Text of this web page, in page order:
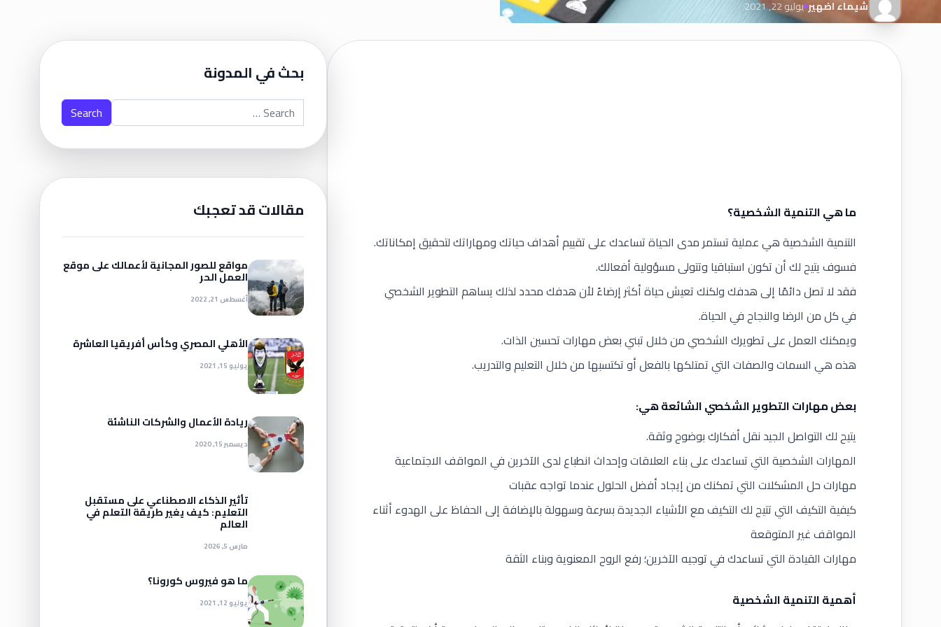
شيماء اضهير يوليو 22, 2021
ما هي التنمية الشخصية؟
التنمية الشخصية هي عملية تستمر مدى الحياة تساعدك على تقييم أهداف حياتك ومهاراتك لتحقيق إمكاناتك.
فسوف يتيح لك أن تكون استباقيا وتتولى مسؤولية أفعالك.
فقد لا تصل دائمًا إلى هدفك ولكنك تعيش حياة أكثر إرضاءً لأن هدفك محدد لذلك يساهم التطوير الشخصي
في كل من الرضا والنجاح في الحياة.
ويمكنك العمل على تطويرك الشخصي من خلال تبني بعض مهارات تحسين الذات.
هذه هي السمات والصفات التي تمتلكها بالفعل أو تكتسبها من خلال التعليم والتدريب.
بعض مهارات التطوير الشخصي الشائعة هي:
يتيح لك التواصل الجيد نقل أفكارك بوضوح وثقة.
المهارات الشخصية التي تساعدك على بناء العلاقات وإحداث انطباع لدى الآخرين في المواقف الاجتماعية
مهارات حل المشكلات التي تمكنك من إيجاد أفضل الحلول عندما تواجه عقبات
كيفية التكيف التي تتيح لك التكيف مع الأشياء الجديدة بسرعة وسهولة بالإضافة إلى الحفاظ على الهدوء أثناء
المواقف غير المتوقعة
مهارات القيادة التي تساعدك في توجيه الآخرين؛ رفع الروح المعنوية وبناء الثقة
أهمية التنمية الشخصية
بحث في المدونة
Search for:
مقالات قد تعجبك
مواقع للصور المجانية لأعمالك على موقع
العمل الحر
أغسطس 21, 2022
الأهلي المصري وكأس أفريقيا العاشرة
يوليو 15, 2021
ريادة الأعمال والشركات الناشئة
ديسمبر 15, 2020
تأثير الذكاء الاصطناعي على مستقبل
التعليم: كيف يغير طريقة التعلم في
العالم
مارس 5, 2026
ما هو فيروس كورونا؟
يوليو 12, 2021